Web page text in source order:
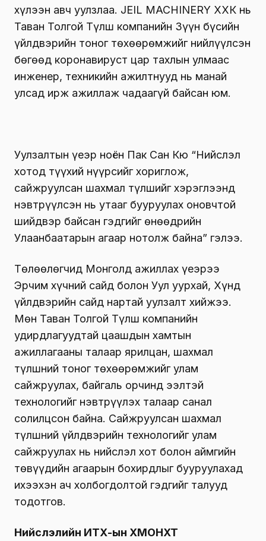
хүлээн авч уулзлаа. JEIL MACHINERY ХХК нь
Таван Толгой Түлш компанийн Зүүн бүсийн
үйлдвэрийн тоног төхөөрөмжийг нийлүүлсэн
бөгөөд коронавируст цар тахлын улмаас
инженер, техникийн ажилтнууд нь манай
улсад ирж ажиллаж чадаагүй байсан юм.
Уулзалтын үеэр ноён Пак Сан Кю “Нийслэл
хотод түүхий нүүрсийг хориглож,
сайжруулсан шахмал түлшийг хэрэглээнд
нэвтрүүлсэн нь утааг бууруулах оновчтой
шийдвэр байсан гэдгийг өнөөдрийн
Улаанбаатарын агаар нотолж байна” гэлээ.
Төлөөлөгчид Монголд ажиллах үеэрээ
Эрчим хүчний сайд болон Уул уурхай, Хүнд
үйлдвэрийн сайд нартай уулзалт хийжээ.
Мөн Таван Толгой Түлш компанийн
удирдлагуудтай цаашдын хамтын
ажиллагааны талаар ярилцан, шахмал
түлшний тоног төхөөрөмжийг улам
сайжруулах, байгаль орчинд ээлтэй
технологийг нэвтрүүлэх талаар санал
солилцсон байна. Сайжруулсан шахмал
түлшний үйлдвэрийн технологийг улам
сайжруулах нь нийслэл хот болон аймгийн
төвүүдийн агаарын бохирдлыг бууруулахад
ихээхэн ач холбогдолтой гэдгийг талууд
тодотгов.
Нийслэлийн ИТХ-ын ХМОНХТ